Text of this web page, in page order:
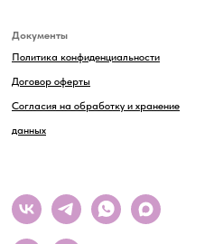
Документы
Политика конфиденциальности
Договор оферты
Согласия на обработку и хранение
данных